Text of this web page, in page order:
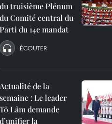
du troisième Plénum
du Comité central du
Parti du 14e mandat
ÉCOUTER
Actualité de la
semaine : Le leader
Tô Lâm demande
d’unifier la